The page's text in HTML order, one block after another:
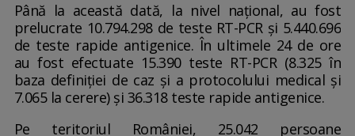
Până la această dată, la nivel național, au fost
prelucrate 10.794.298 de teste RT-PCR și 5.440.696
de teste rapide antigenice. În ultimele 24 de ore
au fost efectuate 15.390 teste RT-PCR (8.325 în
baza definiției de caz și a protocolului medical și
7.065 la cerere) și 36.318 teste rapide antigenice.
Pe teritoriul României, 25.042 persoane